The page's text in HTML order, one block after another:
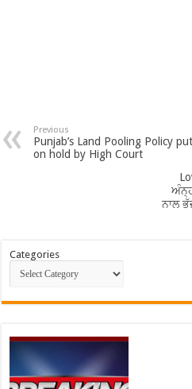
Previous
Punjab’s Land Pooling Policy put
on hold by High Court
ਨਾਲ
Categories